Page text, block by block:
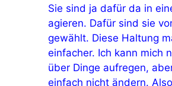
Sie sind ja dafür da in
agieren. Dafür sind sie
gewählt. Diese Haltung
einfacher. Ich kann mich
über Dinge aufregen,
einfach nicht ändern.